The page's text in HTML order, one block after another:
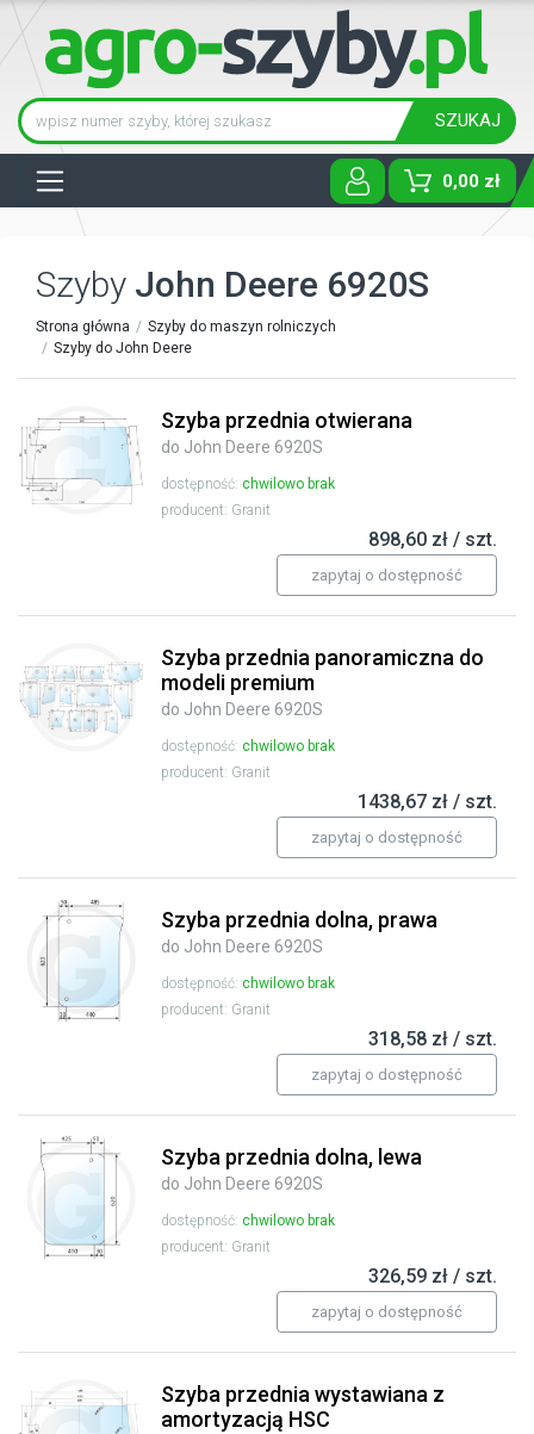
SZUKAJ
0,00 zł
Szyby John Deere 6920S
Strona główna
Szyby do maszyn rolniczych
Szyby do John Deere
Szyba przednia otwierana
do John Deere 6920S
dostępność: chwilowo brak
producent: Granit
898,60 zł / szt.
zapytaj o dostępność
Szyba przednia panoramiczna do
modeli premium
do John Deere 6920S
dostępność: chwilowo brak
producent: Granit
1438,67 zł / szt.
zapytaj o dostępność
Szyba przednia dolna, prawa
do John Deere 6920S
dostępność: chwilowo brak
producent: Granit
318,58 zł / szt.
zapytaj o dostępność
Szyba przednia dolna, lewa
do John Deere 6920S
dostępność: chwilowo brak
producent: Granit
326,59 zł / szt.
zapytaj o dostępność
Szyba przednia wystawiana z
amortyzacją HSC